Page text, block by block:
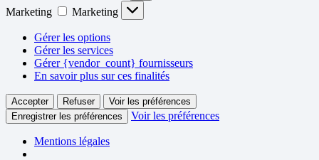
Marketing
Marketing
Gérer les options
Gérer les services
Gérer {vendor_count} fournisseurs
En savoir plus sur ces finalités
Accepter Refuser
Voir les préférences
Enregistrer les préférences
Voir les préférences
Mentions légales